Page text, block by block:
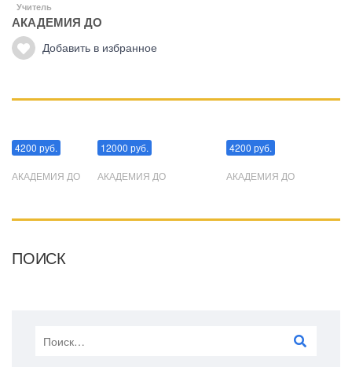
Учитель
АКАДЕМИЯ ДО
Добавить в избранное
4200 руб.
АКАДЕМИЯ ДО
12000 руб.
АКАДЕМИЯ ДО
4200 руб.
АКАДЕМИЯ ДО
ПОИСК